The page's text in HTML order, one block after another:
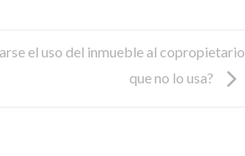
el uso del inmueble al copropietario
que no lo usa?